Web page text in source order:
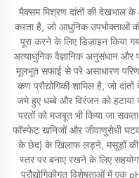
मैक्सम मिश्रण दांतों की देखभाल के
करता है, जो आधुनिक उपभोक्ताओं
पूरा करने के लिए डिज़ाइन किया
अत्याधुनिक वैज्ञानिक अनुसंधान और
मूलभूत सफाई से परे असाधारण
कण प्रौद्योगिकी शामिल है, जो
जमे हुए धब्बे और विरंजन को हटाया
परतों को मजबूत भी किया जा
फॉस्फेट खनिजों और जीवाणुरोधी
के छेद) के खिलाफ लड़ने, मसूड़ों की
स्तर पर बनाए रखने के लिए
प्रौद्योगिकीगत विशेषताओं में एक